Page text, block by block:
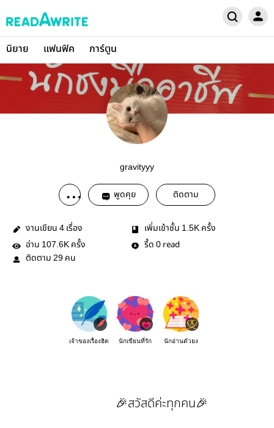
นิยาย แฟนฟิค การ์ตูน
gravityyy
พูดคุย ติดตาม
งานเขียน 4 เรื่อง เพิ่มเข้าชั้น 1.5K ครั้ง
อ่าน 107.6K ครั้ง รี้ด 0 read
ติดตาม 29 คน
เจ้าของเรื่องฮิต นักเขียนที่รัก นักอ่านตัวยง
🎉สวัสดีค่ะทุกคน🎉